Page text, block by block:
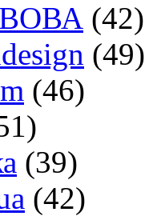
(42)
(49)
(46)
(39)
(42)